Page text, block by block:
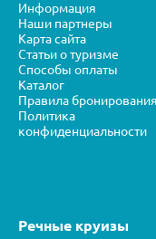
Информация
Наши партнеры
Карта сайта
Статьи о туризме
Способы оплаты
Каталог
Правила бронирования
Политика
конфиденциальности
Речные круизы